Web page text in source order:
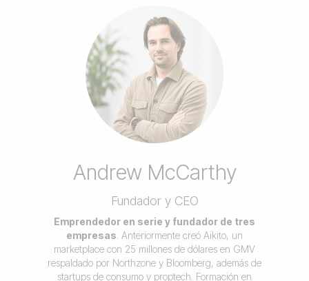
Andrew McCarthy
Fundador y CEO
Emprendedor en serie y fundador de tres
empresas . Anteriormente creó Aikito, un
marketplace con 25 millones de dólares en GMV
respaldado por Northzone y Bloomberg, además de
startups de consumo y proptech. Formación en